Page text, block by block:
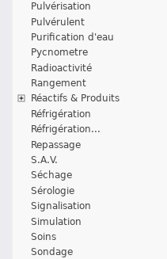
Pulvérisation
Pulvérulent
Purification d'eau
Pycnometre
Radioactivité
Rangement
Réactifs & Produits
Réfrigération
Réfrigération...
Repassage
S.A.V.
Séchage
Sérologie
Signalisation
Simulation
Soins
Sondage